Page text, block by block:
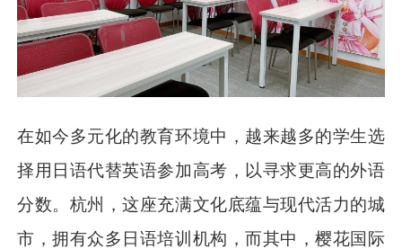
在如今多元化的教育环境中，越来越多的学生选
择用日语代替英语参加高考，以寻求更高的外语
分数。杭州，这座充满文化底蕴与现代活力的城
市，拥有众多日语培训机构，而其中，樱花国际